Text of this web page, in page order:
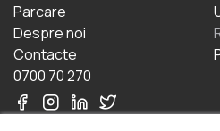
Parcare
Despre noi
Contacte
0700 70 270